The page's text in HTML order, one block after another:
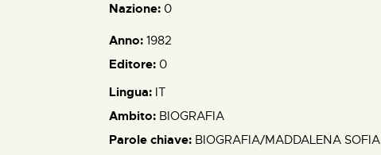
Nazione: 0
Anno: 1982
Editore: 0
Lingua: IT
Ambito: BIOGRAFIA
Parole chiave: BIOGRAFIA/MADDALENA